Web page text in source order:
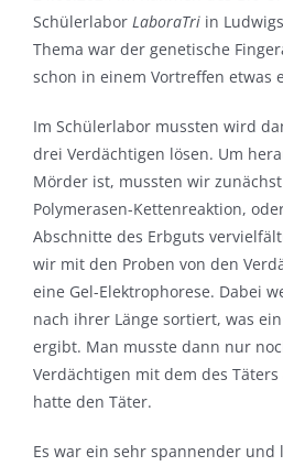
Schülerlabor LaboraTriin
Thema war der genetische
schon in einem Vortreffen etwas
Im Schülerlabor mussten wird
drei Verdächtigen lösen. Um
Mörder ist, mussten wir
Polymerasen-Kettenreaktion,
Abschnitte des Erbguts
wir mit den Proben von den
eine Gel-Elektrophorese. Dabei
nach ihrer Länge sortiert, was
ergibt. Man musste dann nur
Verdächtigen mit dem des
hatte den Täter.
Es war ein sehr spannender und